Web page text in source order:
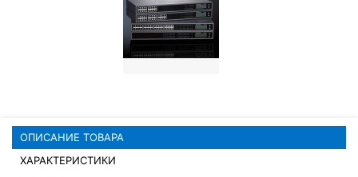
Компьютеры Fujitsu
Комплектующие ПК
ОПИСАНИЕ ТОВАРА
ХАРАКТЕРИСТИКИ